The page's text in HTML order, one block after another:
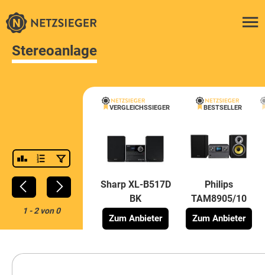
Stereoanlage
1-2von0
VERGLEICHSSIEGER
Sharp XL-B517D
BK
Zum Anbieter
BESTSELLER
Philips
TAM8905/10
Zum Anbieter